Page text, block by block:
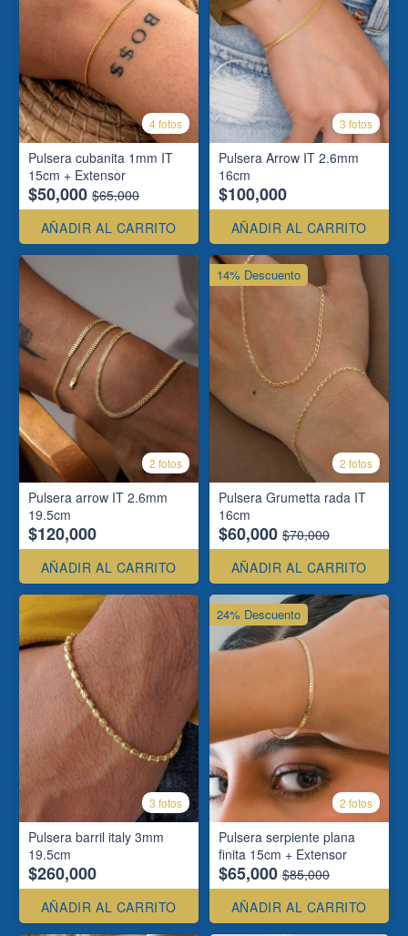
4 fotos
Pulsera cubanita 1mm IT
15cm + Extensor
$50,000 $65,000
AÑADIR AL CARRITO
3 fotos
Pulsera Arrow IT 2.6mm
16cm
$100,000
AÑADIR AL CARRITO
2 fotos
Pulsera arrow IT 2.6mm
19.5cm
$120,000
AÑADIR AL CARRITO
2 fotos
Pulsera Grumetta rada IT
16cm
$60,000 $70,000
AÑADIR AL CARRITO
14% Descuento
3 fotos
Pulsera barril italy 3mm
19.5cm
$260,000
AÑADIR AL CARRITO
2 fotos
Pulsera serpiente plana
finita 15cm + Extensor
$65,000 $85,000
AÑADIR AL CARRITO
24% Descuento